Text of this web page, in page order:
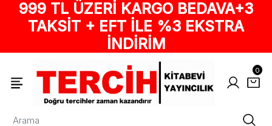
999 TL ÜZERİ KARGO BEDAVA+3
TAKSİT + EFT İLE %3 EKSTRA
İNDİRİM
0